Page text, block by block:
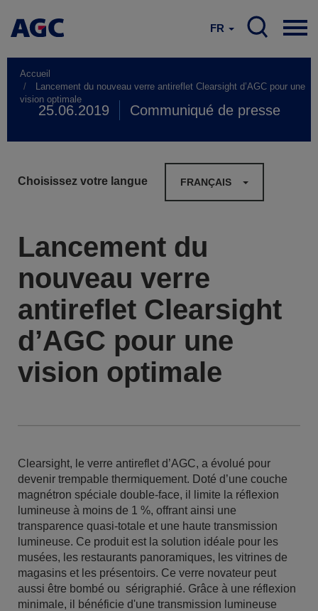
FR
Accueil
Lancement du nouveau verre antireflet Clearsight d’AGC pour une
vision optimale
25.06.2019 Communiqué de presse
Choisissez votre langue FRANÇAIS
Lancement du
nouveau verre
antireflet Clearsight
d’AGC pour une
vision optimale
Clearsight, le verre antireflet d’AGC, a évolué pour
devenir trempable thermiquement. Doté d’une couche
magnétron spéciale double-face, il limite la réflexion
lumineuse à moins de 1 %, offrant ainsi une
transparence quasi-totale et une haute transmission
lumineuse. Ce produit est la solution idéale pour les
musées, les restaurants panoramiques, les vitrines de
magasins et les présentoirs. Ce verre novateur peut
aussi être bombé ou sérigraphié. Grâce à une réflexion
minimale, il bénéficie d'une transmission lumineuse